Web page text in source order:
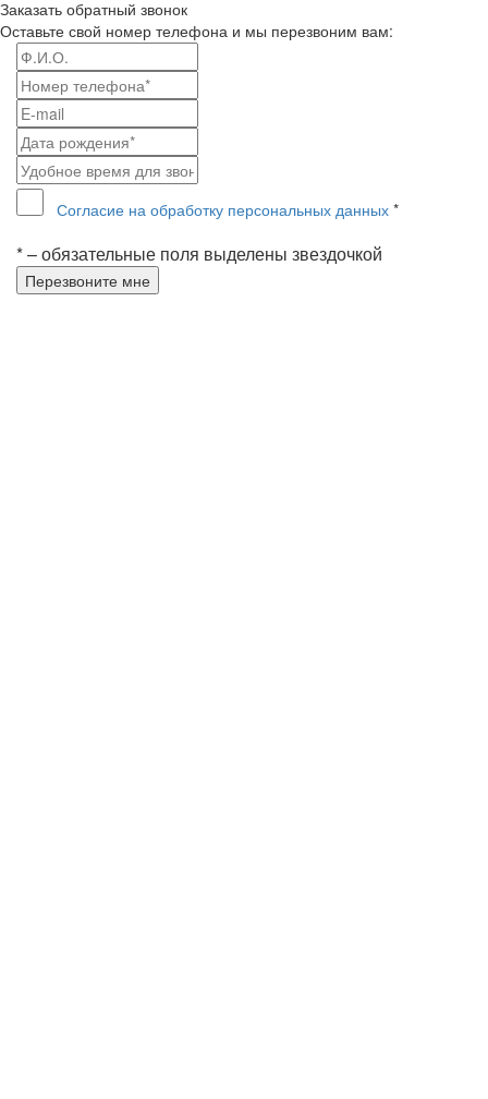
Заказать обратный звонок
Оставьте свой номер телефона и мы перезвоним вам:
Согласие на обработку персональных данных *
* – обязательные поля выделены звездочкой